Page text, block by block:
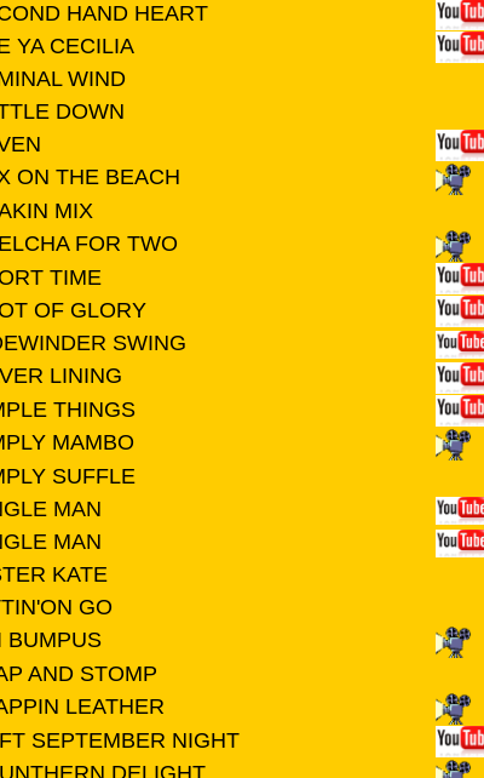
HAND HEART
YA CECILIA
WIND
DOWN
ON THE BEACH
MIX
FOR TWO
TIME
OF GLORY
SWING
LINING
THINGS
MAMBO
SUFFLE
MAN
MAN
KATE
GO
BUMPUS
AND STOMP
LEATHER
SEPTEMBER NIGHT
DELIGHT